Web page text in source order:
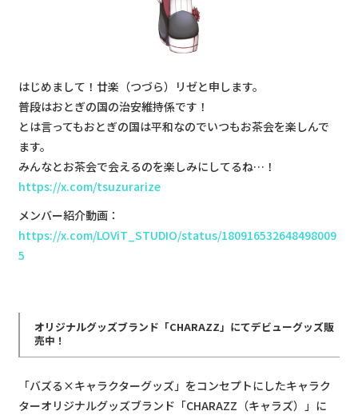
はじめまして！廿楽（つづら）リゼと申します。
普段はおとぎの国の治安維持係です！
とは言ってもおとぎの国は平和なのでいつもお茶会を楽しんで
ます。
みんなとお茶会で会えるのを楽しみにしてるね…！
https://x.com/tsuzurarize
メンバー紹介動画：
https://x.com/LOViT_STUDIO/status/180916532648498009
5
オリジナルグッズブランド「CHARAZZ」にてデビューグッズ販
売中！
「バズる×キャラクターグッズ」をコンセプトにしたキャラク
ターオリジナルグッズブランド「CHARAZZ（キャラズ）」に